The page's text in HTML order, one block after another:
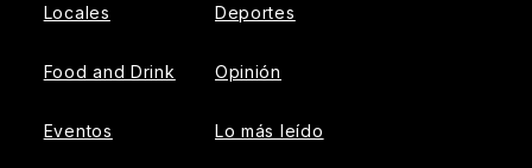
Locales
Food and Drink
Eventos
Deportes
Opinión
Lo más leído